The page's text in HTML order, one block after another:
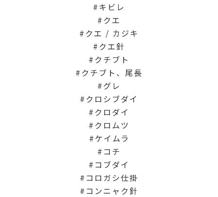
キビレ
クエ
クエ / カジキ
クエ針
クチブト
クチブト、尾長
グレ
クロシブダイ
クロダイ
クロムツ
ケイムラ
コチ
コブダイ
コロガシ仕掛
コンニャク針